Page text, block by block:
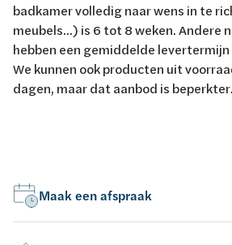
badkamer volledig naar wens in te
meubels...) is 6 tot 8 weken. Andere
hebben een gemiddelde
We kunnen ook producten uit
dagen, maar dat aanbod is beperkter.
Maak een afspraak